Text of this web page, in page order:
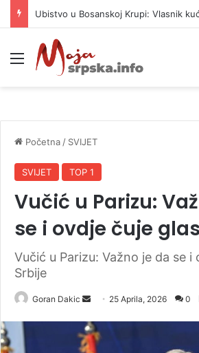
Meni
Početna / SVIJET
SVIJET TOP 1
Vučić u Parizu:
se i ovdje čuje
Vučić u Parizu: Važno je da se i
Srbije
Goran Dakic
n
d
25 Aprila, 2026 0